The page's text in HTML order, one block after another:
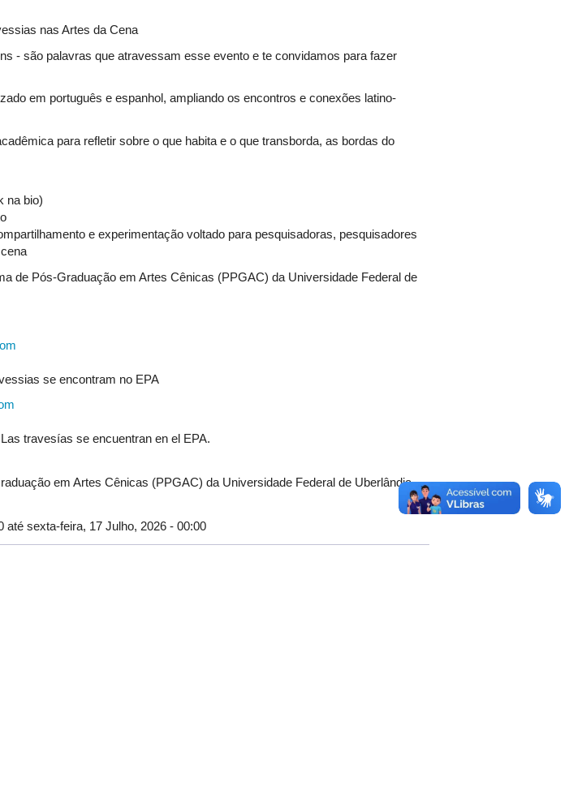
nas Artes da Cena
- são palavras que atravessam esse evento e te convidamos para fazer
em português e espanhol, ampliando os encontros e conexões latino-
para refletir sobre o que habita e o que transborda, as bordas do
na bio)
e experimentação voltado para pesquisadoras, pesquisadores
de Pós-Graduação em Artes Cênicas (PPGAC) da Universidade Federal de
se encontram no EPA
travesías se encuentran en el EPA.
em Artes Cênicas (PPGAC) da Universidade Federal de Uberlândia
até sexta-feira, 17 Julho, 2026 - 00:00